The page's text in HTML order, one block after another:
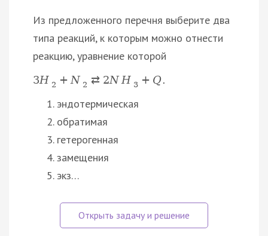
Из предложенного перечня выберите два
типа реакций, к которым можно отнести
реакцию, уравнение которой
3H 2 + N 2 ⇄ 2N H 3 + Q.
эндотермическая
обратимая
гетерогенная
замещения
экз…